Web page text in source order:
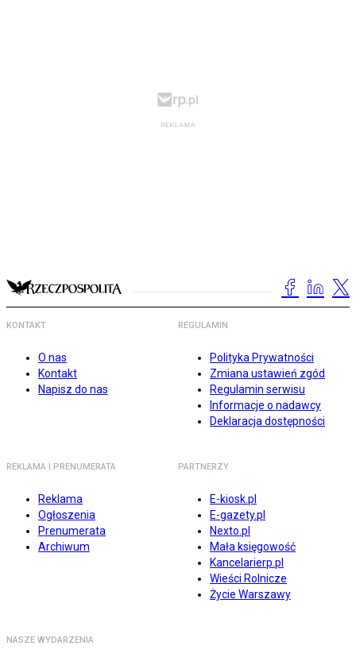
KONTAKT
O nas
Kontakt
Napisz do nas
REGULAMIN
Polityka Prywatności
Zmiana ustawień zgód
Regulamin serwisu
Informacje o nadawcy
Deklaracja dostępności
REKLAMA I PRENUMERATA
Reklama
Ogłoszenia
Prenumerata
Archiwum
PARTNERZY
E-kiosk.pl
E-gazety.pl
Nexto.pl
Mała księgowość
Kancelarierp.pl
Wieści Rolnicze
Życie Warszawy
NASZE WYDARZENIA